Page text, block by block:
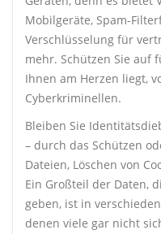
Mobilgeräte, Spam-
Verschlüsselung für
mehr. Schützen Sie auf
Ihnen am Herzen liegt,
Cyberkriminellen.
Bleiben Sie
– durch das Schützen
Dateien, Löschen von
Ein Großteil der Daten,
geben, ist in
denen viele gar nicht